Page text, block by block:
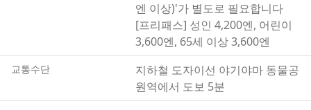
엔 이상)'가 별도로 필요합니다
[프리패스] 성인 4,200엔, 어린이
3,600엔, 65세 이상 3,600엔
교통수단
지하철 도자이선 야기야마 동물공
원역에서 도보 5분